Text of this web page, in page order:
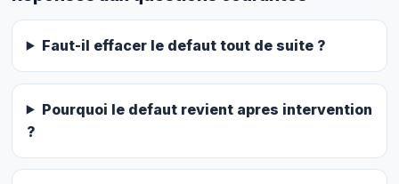
Faut-il effacer le defaut tout de suite ?
Pourquoi le defaut revient apres intervention
?